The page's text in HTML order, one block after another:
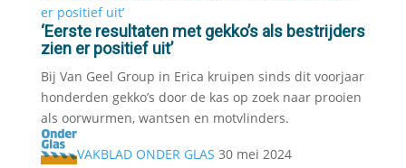
‘Eerste resultaten met gekko’s als bestrijders
zien er positief uit’
Bij Van Geel Group in Erica kruipen sinds dit voorjaar
honderden gekko’s door de kas op zoek naar prooien
als oorwurmen, wantsen en motvlinders.
VAKBLAD ONDER GLAS 30 mei 2024